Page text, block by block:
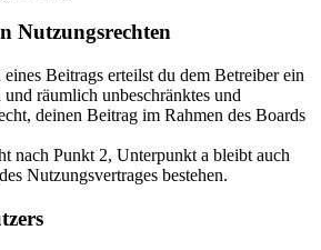
Nutzungsrechten
Beitrags erteilst du dem Betreiber ein
räumlich unbeschränktes und
deinen Beitrag im Rahmen des Boards
nach Punkt 2, Unterpunkt a bleibt auch
Nutzungsvertrages bestehen.